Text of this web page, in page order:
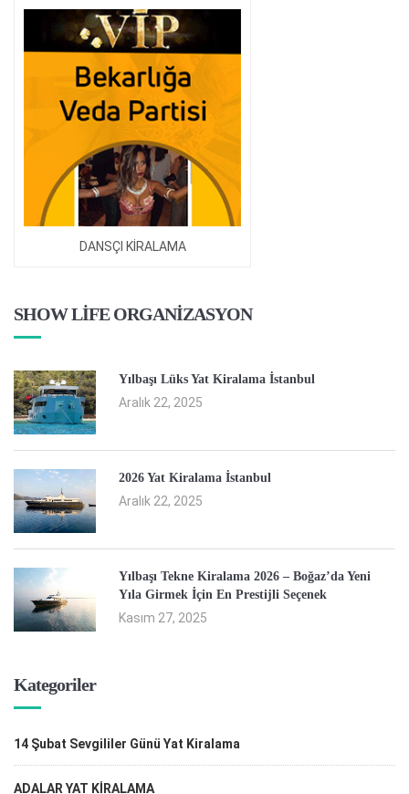
DANSÇI KİRALAMA
SHOW LİFE ORGANİZASYON
Yılbaşı Lüks Yat Kiralama İstanbul
Aralık 22, 2025
2026 Yat Kiralama İstanbul
Aralık 22, 2025
Yılbaşı Tekne Kiralama 2026 – Boğaz’da Yeni
Yıla Girmek İçin En Prestijli Seçenek
Kasım 27, 2025
Kategoriler
14 Şubat Sevgililer Günü Yat Kiralama
ADALAR YAT KİRALAMA